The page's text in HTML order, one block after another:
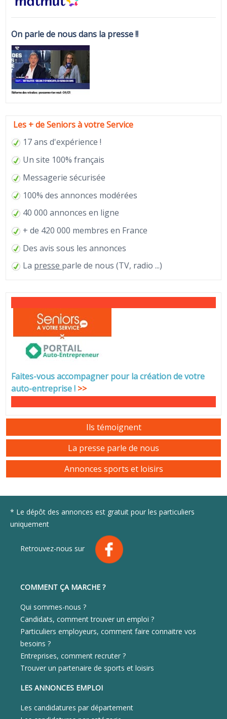
On parle de nous dans la presse !!
Les + de Seniors à votre Service
17 ans d'expérience !
Un site 100% français
Messagerie sécurisée
100% des annonces modérées
40 000 annonces en ligne
+ de 420 000 membres en France
Des avis sous les annonces
La presse parle de nous (TV, radio ...)
Faites-vous accompagner pour la création de votre
auto-entreprise! >>
Ils témoignent
La presse parle de nous
Annonces sports et loisirs
* Le dépôt des annonces est gratuit pour les particuliers
uniquement
Retrouvez-nous sur
COMMENT ÇA MARCHE ?
Qui sommes-nous ?
Candidats, comment trouver un emploi ?
Particuliers employeurs, comment faire connaitre vos
besoins ?
Entreprises, comment recruter ?
Trouver un partenaire de sports et loisirs
LES ANNONCES EMPLOI
Les candidatures par département